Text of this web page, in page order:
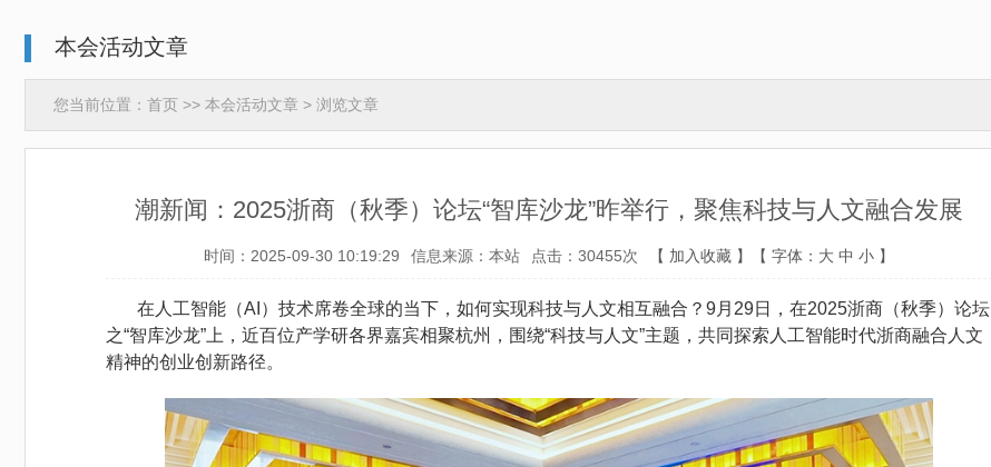
本会活动文章
您当前位置： 首页 >> 本会活动文章 > 浏览文章
潮新闻：2025浙商（秋季）论坛“智库沙龙”昨举行，聚焦科技与人文融合发展
时间：2025-09-30 10:19:29 信息来源：本站 点击： 30455次 【 加入收藏 】【 字体： 大 中 小 】
在人工智能（AI）技术席卷全球的当下，如何实现科技与人文相互融合？9月29日，在2025浙商（秋季）论坛
之“智库沙龙”上，近百位产学研各界嘉宾相聚杭州，围绕“科技与人文”主题，共同探索人工智能时代浙商融合人文
精神的创业创新路径。